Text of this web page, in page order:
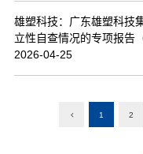
雄塑科技：广东雄塑科技
立性自查情况的专项报告
2026-04-25
1 2